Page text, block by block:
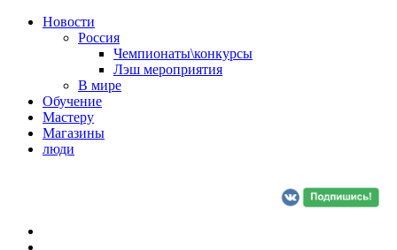
Новости
Россия
Чемпионаты\конкурсы
Лэш мероприятия
В мире
Обучение
Мастеру
Магазины
люди